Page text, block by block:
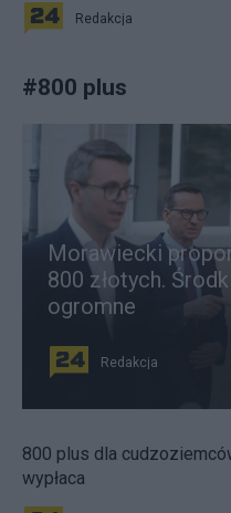
Redakcja
#800 plus
Morawiecki
800 złotych.
ogromne
Redakcja
800 plus dla
wypłaca